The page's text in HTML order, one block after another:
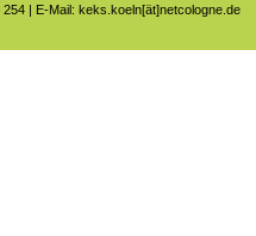
| E-Mail: keks.koeln[ät]netcologne.de